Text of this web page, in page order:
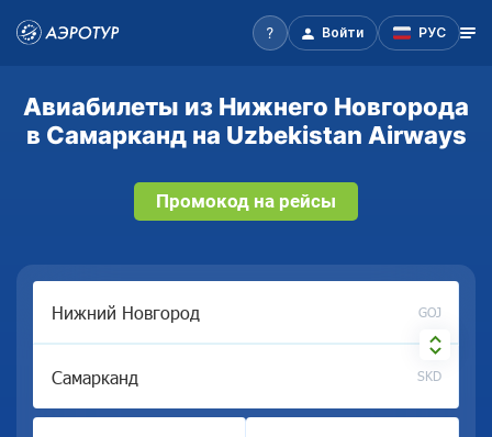
Войти РУС
Авиабилеты из Нижнего Новгорода
в Самарканд на Uzbekistan Airways
Промокод на рейсы
GOJ
SKD